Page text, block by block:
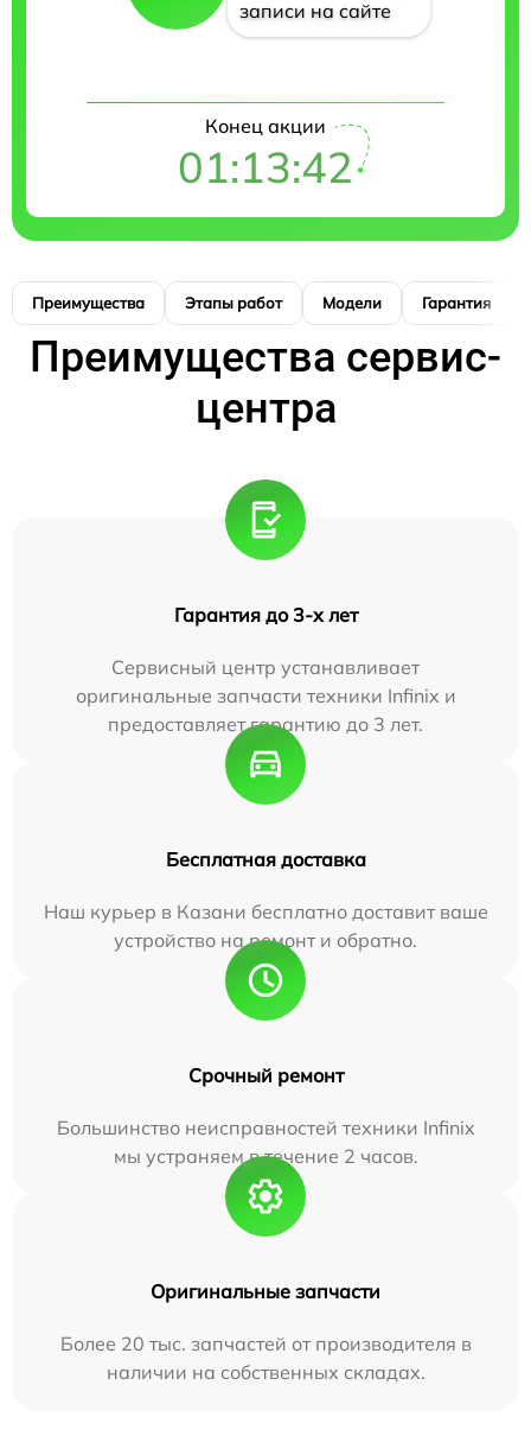
записи на сайте
Конец акции
01:13:41
Преимущества Этапы работ Модели Гарантия
Преимущества сервис-
центра
Гарантия до 3-х лет
Сервисный центр устанавливает
оригинальные запчасти техники Infinix и
предоставляет гарантию до 3 лет.
Бесплатная доставка
Наш курьер в Казани бесплатно доставит ваше
устройство на ремонт и обратно.
Срочный ремонт
Большинство неисправностей техники Infinix
мы устраняем в течение 2 часов.
Оригинальные запчасти
Более 20 тыс. запчастей от производителя в
наличии на собственных складах.